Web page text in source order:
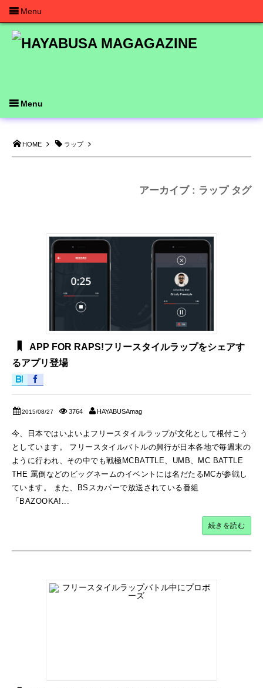
HOME ラップ
アーカイブ : ラップ タグ
APP FOR RAPS!フリースタイルラップをシェアす
るアプリ登場
2015/08/27 3764 HAYABUSAmag
今、日本ではいよいよフリースタイルラップが文化として根付こう
としています。 フリースタイルバトルの興行が日本各地で毎週末の
ように行われ、その中でも戦極MCBATTLE、UMB、MC BATTLE
THE 罵倒などのビッグネームのイベントには名だたるMCが参戦し
ています。 また、BSスカパーで放送されている番組
「BAZOOKA!...
続きを読む
Menu
Menu